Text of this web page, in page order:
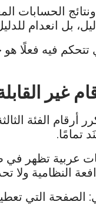
الحسابات
بل انعدام
تتحكم فيه فعلًا
غير
أرقام الفئة
تمامًا.
الصفحة التي